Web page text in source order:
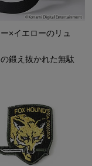
×イエローのリュ
鍛え抜かれた無駄